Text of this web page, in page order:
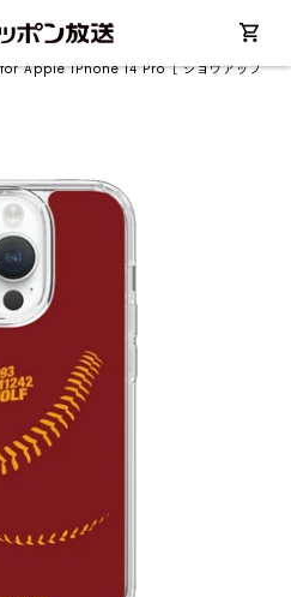
for Apple iPhone 14 Pro［ ショウアップ